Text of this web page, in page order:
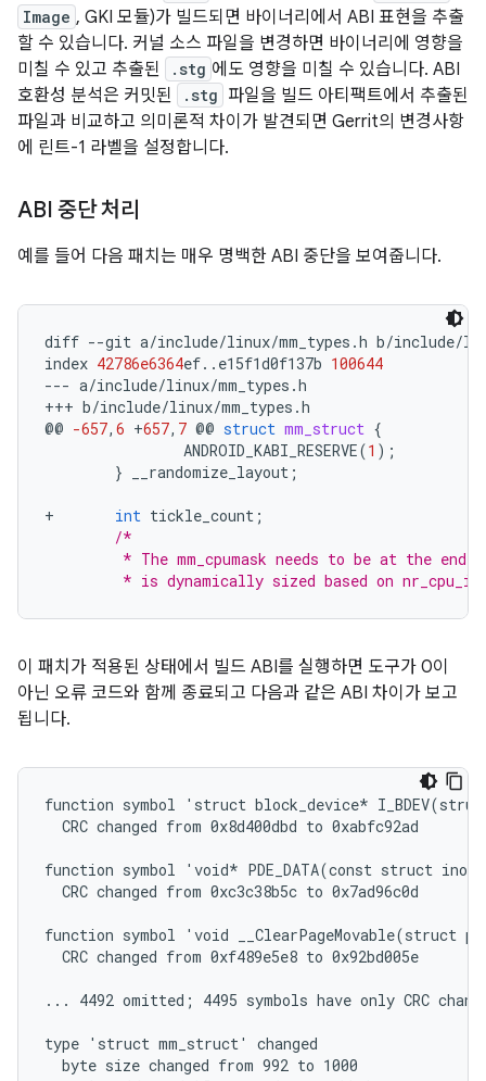
Image , GKI 모듈)가 빌드되면 바이너리에서 ABI 표현을 추출
할 수 있습니다. 커널 소스 파일을 변경하면 바이너리에 영향을
미칠 수 있고 추출된
.stg 에도 영향을 미칠 수 있습니다. ABI
호환성 분석은 커밋된
.stg 파일을 빌드 아티팩트에서 추출된
파일과 비교하고 의미론적 차이가 발견되면 Gerrit의 변경사항
에 린트-1 라벨을 설정합니다.
ABI 중단 처리
예를 들어 다음 패치는 매우 명백한 ABI 중단을 보여줍니다.
diff --git a/include/linux/mm_types .h b/include/
index 42786e6364ef.. e15f1d0f137b 100644
--- a/include/linux/mm_types .h
+++ b/include/linux/mm_types .h
@@ -657, 6 +657, 7 @@ struct mm_struct {
ANDROID_KABI_RESERVE(1 );
}
__randomize_layout ;
+ int tickle_count ;
/*
* The mm_cpumask needs to be at the end
* is dynamically sized based on
이 패치가 적용된 상태에서 빌드 ABI를 실행하면 도구가 0이
아닌 오류 코드와 함께 종료되고 다음과 같은 ABI 차이가 보고
됩니다.
function symbol 'struct block_device*
  CRC changed from 0x8d400dbd to 0xabfc92ad
function symbol 'void* PDE_DATA(const struct
  CRC changed from 0xc3c38b5c to 0x7ad96c0d
function symbol 'void __ClearPageMovable(struct
  CRC changed from 0xf489e5e8 to 0x92bd005e
... 4492 omitted; 4495 symbols have only CRC
type 'struct mm_struct' changed
  byte size changed from 992 to 1000